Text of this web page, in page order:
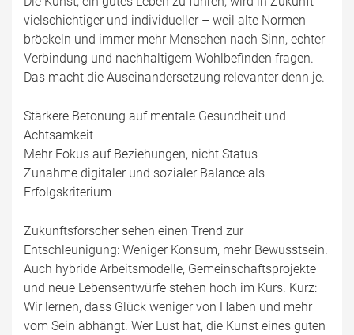
vielschichtiger und individueller – weil alte Normen
bröckeln und immer mehr Menschen nach Sinn, echter
Verbindung und nachhaltigem Wohlbefinden fragen.
Das macht die Auseinandersetzung relevanter denn je.
Stärkere Betonung auf mentale Gesundheit und
Achtsamkeit
Mehr Fokus auf Beziehungen, nicht Status
Zunahme digitaler und sozialer Balance als
Erfolgskriterium
Zukunftsforscher sehen einen Trend zur
Entschleunigung: Weniger Konsum, mehr Bewusstsein.
Auch hybride Arbeitsmodelle, Gemeinschaftsprojekte
und neue Lebensentwürfe stehen hoch im Kurs. Kurz:
Wir lernen, dass Glück weniger von Haben und mehr
vom Sein abhängt. Wer Lust hat, die Kunst eines guten